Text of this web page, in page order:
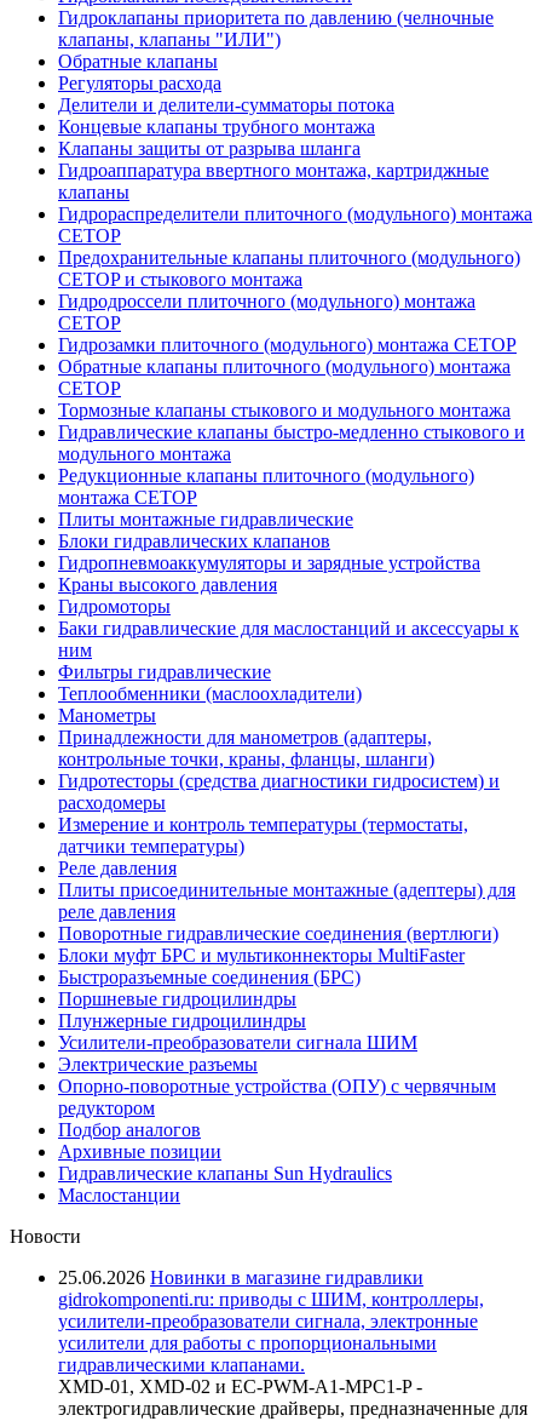
Гидроклапаны приоритета по давлению (челночные
клапаны, клапаны "ИЛИ")
Обратные клапаны
Регуляторы расхода
Делители и делители-сумматоры потока
Концевые клапаны трубного монтажа
Клапаны защиты от разрыва шланга
Гидроаппаратура ввертного монтажа, картриджные
клапаны
Гидрораспределители плиточного (модульного) монтажa
CETOP
Предохранительные клапаны плиточного (модульного)
CETOP и стыкового монтажа
Гидродроссели плиточного (модульного) монтажа
CETOP
Гидрозамки плиточного (модульного) монтажа CETOP
Обратные клапаны плиточного (модульного) монтажа
CETOP
Тормозные клапаны стыкового и модульного монтажа
Гидравлические клапаны быстро-медленно стыкового и
модульного монтажа
Редукционные клапаны плиточного (модульного)
монтажа CETOP
Плиты монтажные гидравлические
Блоки гидравлических клапанов
Гидропневмоаккумуляторы и зарядные устройства
Краны высокого давления
Гидромоторы
Баки гидравлические для маслостанций и аксессуары к
ним
Фильтры гидравлические
Теплообменники (маслоохладители)
Манометры
Принадлежности для манометров (адаптеры,
контрольные точки, краны, фланцы, шланги)
Гидротесторы (средства диагностики гидросистем) и
расходомеры
Измерение и контроль температуры (термостаты,
датчики температуры)
Реле давления
Плиты присоединительные монтажные (адептеры) для
реле давления
Поворотные гидравлические соединения (вертлюги)
Блоки муфт БРС и мультиконнекторы MultiFaster
Быстроразъемные соединения (БРС)
Поршневые гидроцилиндры
Плунжерные гидроцилиндры
Усилители-преобразователи сигнала ШИМ
Электрические разъемы
Опорно-поворотные устройства (ОПУ) с червячным
редуктором
Подбор аналогов
Архивные позиции
Гидравлические клапаны Sun Hydraulics
Маслостанции
Новости
25.06.2026 Новинки в магазине гидравлики
gidrokomponenti.ru: приводы с ШИМ, контроллеры,
усилители-преобразователи сигнала, электронные
усилители для работы с пропорциональными
гидравлическими клапанами.
XMD-01, XMD-02 и EC-PWM-A1-MPC1-P -
электрогидравлические драйверы, предназначенные для